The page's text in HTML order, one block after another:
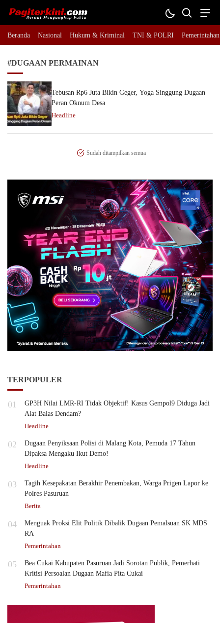
Pagiterkini.com
Berani Mengungkap Fakta
Beranda Nasional Hukum & Kriminal TNI & POLRI Pemerintahan
#DUGAAN PERMAINAN
Tebusan Rp6 Juta Bikin Geger, Yoga Singgung Dugaan
Peran Oknum Desa
Headline
Sudah ditampilkan semua
TERPOPULER
01
GP3H Nilai LMR-RI Tidak Objektif! Kasus Gempol9 Diduga Jadi
Alat Balas Dendam?
Headline
02
Dugaan Penyiksaan Polisi di Malang Kota, Pemuda 17 Tahun
Dipaksa Mengaku Ikut Demo!
Headline
03
Tagih Kesepakatan Berakhir Penembakan, Warga Prigen Lapor ke
Polres Pasuruan
Berita
04
Menguak Proksi Elit Politik Dibalik Dugaan Pemalsuan SK MDS
RA
Pemerintahan
05
Bea Cukai Kabupaten Pasuruan Jadi Sorotan Publik, Pemerhati
Kritisi Persoalan Dugaan Mafia Pita Cukai
Pemerintahan